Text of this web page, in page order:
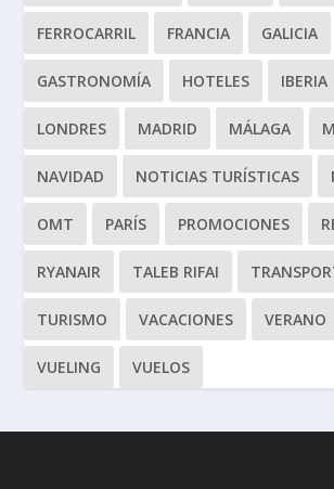
FERROCARRIL FRANCIA GALICIA
GASTRONOMÍA HOTELES IBERIA
LONDRES MADRID MÁLAGA
NAVIDAD NOTICIAS TURÍSTICAS
OMT PARÍS PROMOCIONES
RYANAIR TALEB RIFAI
TURISMO VACACIONES VERANO
VUELING VUELOS